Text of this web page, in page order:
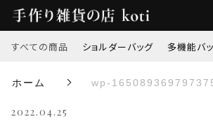
すべての商品 ショルダーバッグ 多機能バ
ホーム wp-
2022.04.25
親カテゴリ